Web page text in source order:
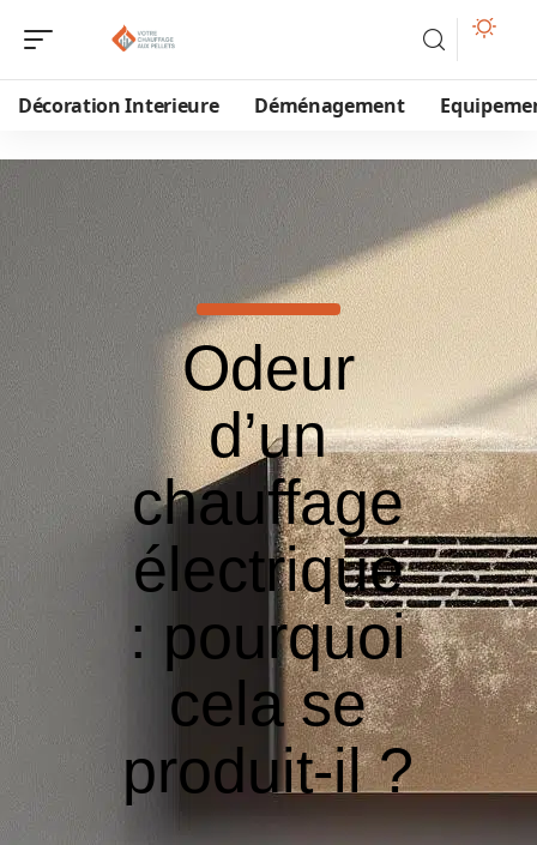
Décoration Interieure Déménagement
Odeur
d’un
chauffage
électrique
: pourquoi
cela se
produit-il ?